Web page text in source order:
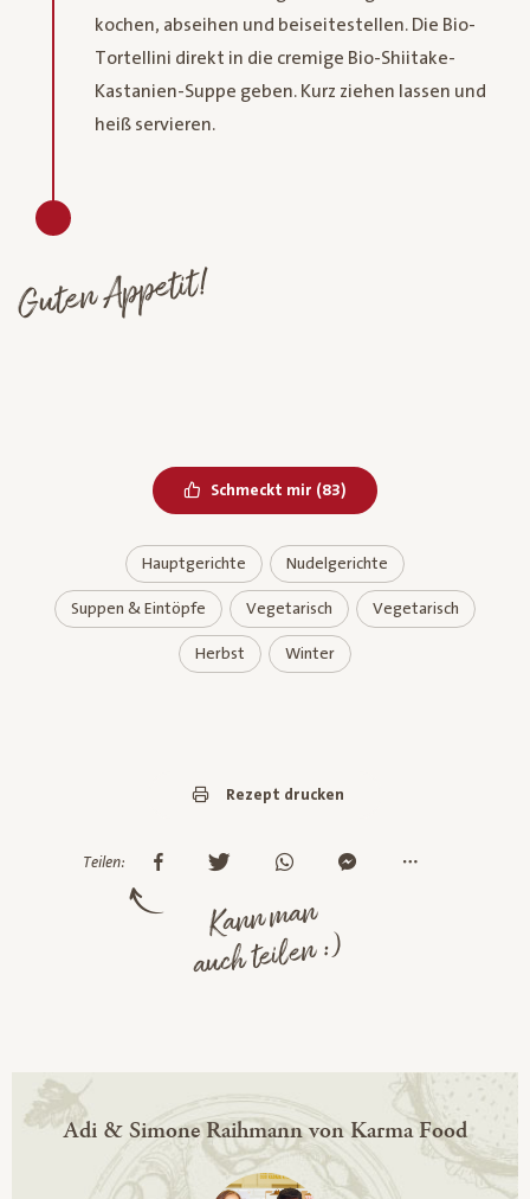
kochen, abseihen und beiseitestellen. Die Bio-
Tortellini direkt in die cremige Bio-Shiitake-
Kastanien-Suppe geben. Kurz ziehen lassen und
heiß servieren.
Guten Appetit!
Schmeckt mir Bereits geliked
(83)
Hauptgerichte Nudelgerichte
Suppen & Eintöpfe Vegetarisch Vegetarisch
Herbst Winter
Rezept drucken
Teilen:
Kann man
auch teilen :)
Adi & Simone Raihmann von Karma Food